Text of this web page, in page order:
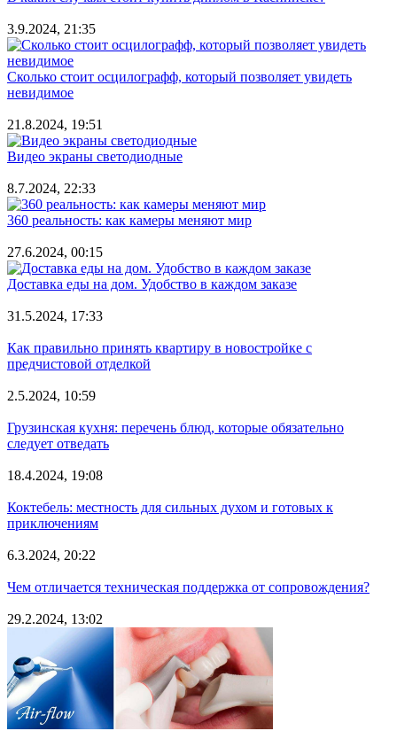
3.9.2024, 21:35
Сколько стоит осцилографф, который позволяет увидеть
невидимое
21.8.2024, 19:51
Видео экраны светодиодные
8.7.2024, 22:33
360 реальность: как камеры меняют мир
27.6.2024, 00:15
Доставка еды на дом. Удобство в каждом заказе
31.5.2024, 17:33
Как правильно принять квартиру в новостройке с
предчистовой отделкой
2.5.2024, 10:59
Грузинская кухня: перечень блюд, которые обязательно
следует отведать
18.4.2024, 19:08
Коктебель: местность для сильных духом и готовых к
приключениям
6.3.2024, 20:22
Чем отличается техническая поддержка от сопровождения?
29.2.2024, 13:02